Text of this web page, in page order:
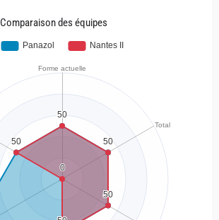
Comparaison des équipes